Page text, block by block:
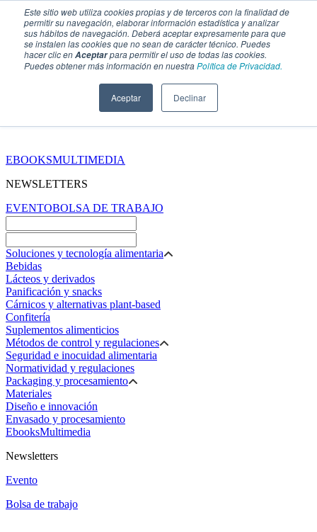
Este sitio web utiliza cookies propias y de terceros con la finalidad de
permitir su navegación, elaborar información estadística y analizar
sus hábitos de navegación. Deberá aceptar expresamente para que
se instalen las cookies que no sean de carácter técnico. Puedes
hacer clic enAceptarpara permitir el uso de todas las cookies.
Puedes obtener más información en nuestraPolítica de Privacidad.
Aceptar Declinar
EBOOKSMULTIMEDIA
NEWSLETTERS
EVENTOBOLSA DE TRABAJO
Soluciones y tecnología alimentaria
Bebidas
Lácteos y derivados
Panificación y snacks
Cárnicos y alternativas plant-based
Confitería
Suplementos alimenticios
Métodos de control y regulaciones
Seguridad e inocuidad alimentaria
Normatividad y regulaciones
Packaging y procesamiento
Materiales
Diseño e innovación
Envasado y procesamiento
EbooksMultimedia
Newsletters
Evento
Bolsa de trabajo